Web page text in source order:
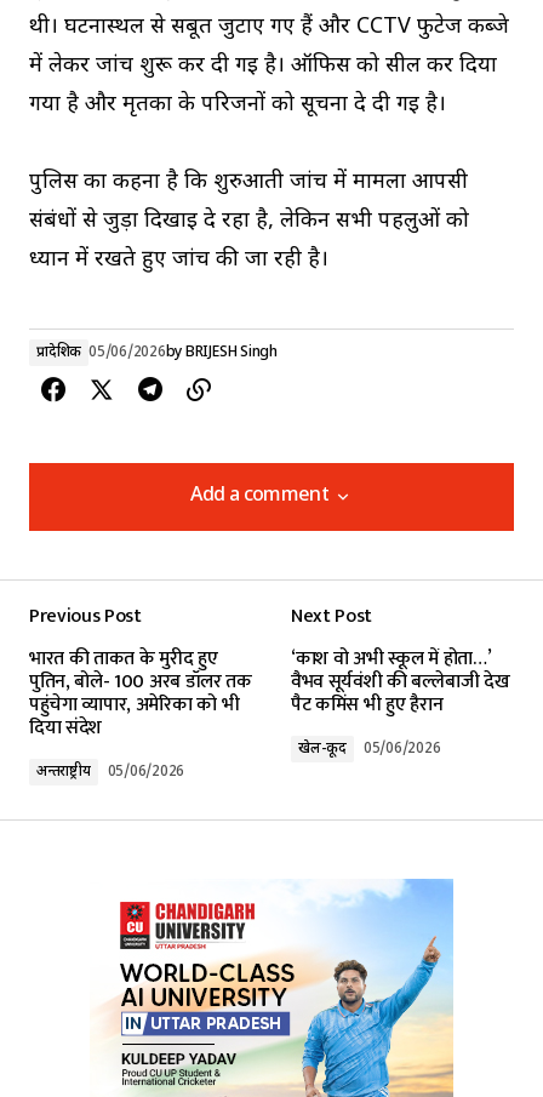
थी। घटनास्थल से सबूत जुटाए गए हैं और CCTV फुटेज कब्जे
में लेकर जांच शुरू कर दी गई है। ऑफिस को सील कर दिया
गया है और मृतका के परिजनों को सूचना दे दी गई है।
पुलिस का कहना है कि शुरुआती जांच में मामला आपसी
संबंधों से जुड़ा दिखाई दे रहा है, लेकिन सभी पहलुओं को
ध्यान में रखते हुए जांच की जा रही है।
प्रादेशिक 05/06/2026byBRIJESH Singh
Add a comment
Add a comment
Required fields are marked*
Comment
Your E-mail*
Submit Comment
Previous Post
भारत की ताकत के मुरीद हुए
पुतिन, बोले- 100 अरब डॉलर तक
पहुंचेगा व्यापार, अमेरिका को भी
दिया संदेश
अन्तर्राष्ट्रीय 05/06/2026
Next Post
‘काश वो अभी स्कूल में होता…’
वैभव सूर्यवंशी की बल्लेबाजी देख
पैट कमिंस भी हुए हैरान
खेल-कूद 05/06/2026